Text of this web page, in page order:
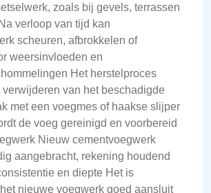
zoals bij gevels, terrassen
verloop van tijd kan
scheuren, afbrokkelen of
weersinvloeden en
Het herstelproces
verwijderen van het beschadigde
met een voegmes of haakse slijper
de voeg gereinigd en voorbereid
Nieuw cementvoegwerk
aangebracht, rekening houdend
en diepte Het is
nieuwe voegwerk goed aansluit